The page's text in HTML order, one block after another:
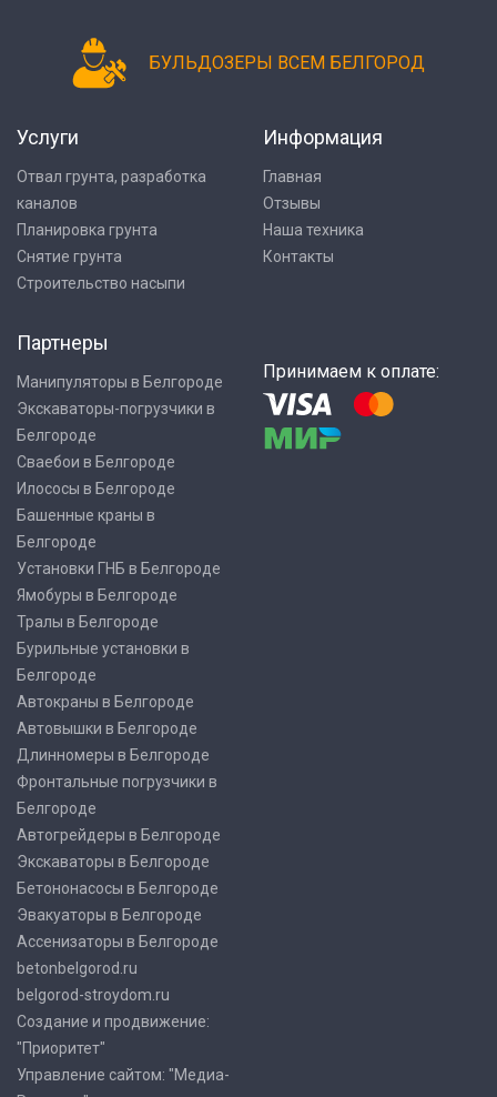
БУЛЬДОЗЕРЫ ВСЕМ БЕЛГОРОД
Услуги
Отвал грунта, разработка
каналов
Планировка грунта
Снятие грунта
Строительство насыпи
Информация
Главная
Отзывы
Наша техника
Контакты
Партнеры
Манипуляторы в Белгороде
Экскаваторы-погрузчики в
Белгороде
Сваебои в Белгороде
Илососы в Белгороде
Башенные краны в
Белгороде
Установки ГНБ в Белгороде
Ямобуры в Белгороде
Тралы в Белгороде
Бурильные установки в
Белгороде
Автокраны в Белгороде
Автовышки в Белгороде
Длинномеры в Белгороде
Фронтальные погрузчики в
Белгороде
Автогрейдеры в Белгороде
Экскаваторы в Белгороде
Бетононасосы в Белгороде
Эвакуаторы в Белгороде
Ассенизаторы в Белгороде
betonbelgorod.ru
belgorod-stroydom.ru
Создание и продвижение:
"Приоритет"
Управление сайтом: "Медиа-
Принимаем к оплате: